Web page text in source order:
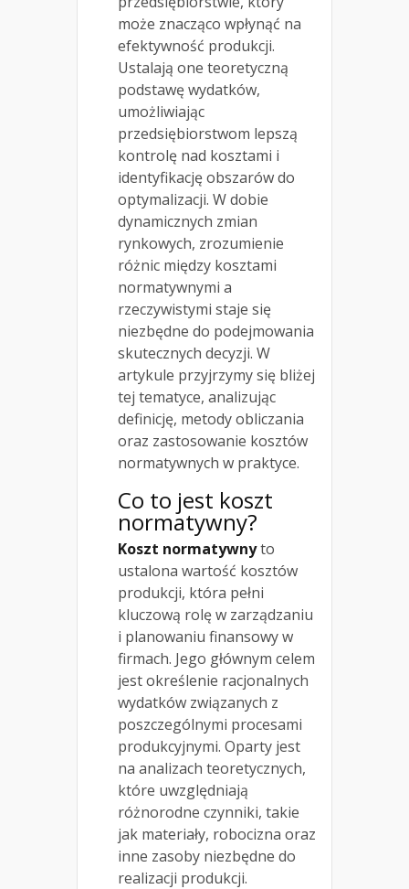
może znacząco wpłynąć na
efektywność produkcji.
Ustalają one teoretyczną
podstawę wydatków,
umożliwiając
przedsiębiorstwom lepszą
kontrolę nad kosztami i
identyfikację obszarów do
optymalizacji. W dobie
dynamicznych zmian
rynkowych, zrozumienie
różnic między kosztami
normatywnymi a
rzeczywistymi staje się
niezbędne do podejmowania
skutecznych decyzji. W
artykule przyjrzymy się bliżej
tej tematyce, analizując
definicję, metody obliczania
oraz zastosowanie kosztów
normatywnych w praktyce.
Co to jest koszt
normatywny?
Koszt normatywnyto
ustalona wartość kosztów
produkcji, która pełni
kluczową rolę w zarządzaniu
i planowaniu finansowy w
firmach. Jego głównym celem
jest określenie racjonalnych
wydatków związanych z
poszczególnymi procesami
produkcyjnymi. Oparty jest
na analizach teoretycznych,
które uwzględniają
różnorodne czynniki, takie
jak materiały, robocizna oraz
inne zasoby niezbędne do
realizacji produkcji.